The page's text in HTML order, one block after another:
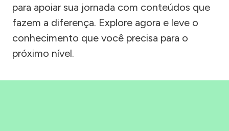
para apoiar sua jornada com conteúdos que
fazem a diferença. Explore agora e leve o
conhecimento que você precisa para o
próximo nível.